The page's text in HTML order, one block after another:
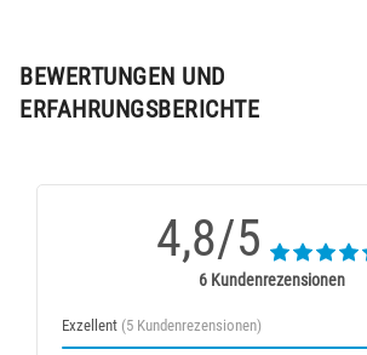
BEWERTUNGEN UND
ERFAHRUNGSBERICHTE
4,8/5
6 Kundenrezensionen
Exzellent (5 Kundenrezensionen)